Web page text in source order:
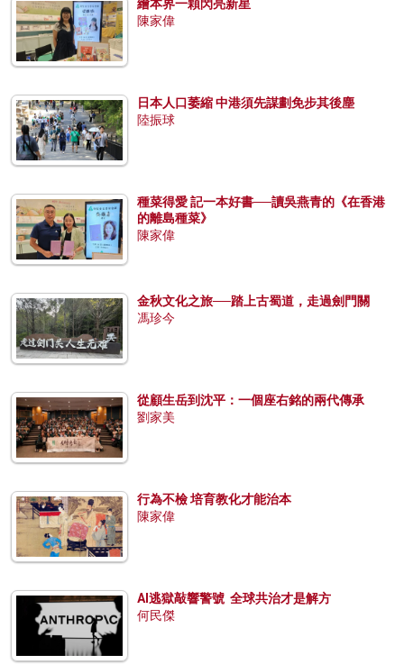
繪本界一顆閃亮新星
陳家偉
日本人口萎縮 中港須先謀劃免步其後塵
陸振球
種菜得愛 記一本好書──讀吳燕青的《在香港
的離島種菜》
陳家偉
金秋文化之旅──踏上古蜀道，走過劍門關
馮珍今
從顧生岳到沈平：一個座右銘的兩代傳承
劉家美
行為不檢 培育教化才能治本
陳家偉
AI逃獄敲響警號 全球共治才是解方
何民傑